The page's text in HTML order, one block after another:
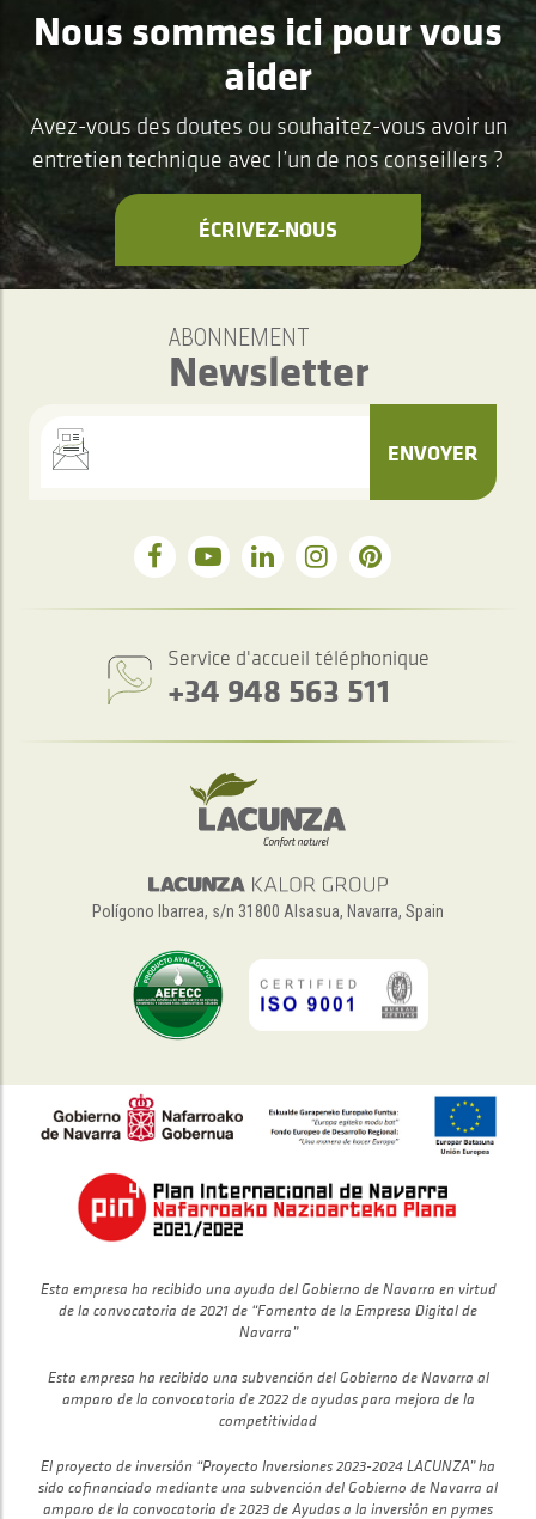
Nous sommes ici pour vous
aider
Avez-vous des doutes ou souhaitez-vous avoir un
entretien technique avec l’un de nos conseillers ?
ÉCRIVEZ-NOUS
ABONNEMENT
Newsletter
ENVOYER
Service d'accueil téléphonique
+34 948 563 511
Polígono Ibarrea, s/n 31800 Alsasua, Navarra, Spain
Esta empresa ha recibido una ayuda del Gobierno de Navarra en virtud
de la convocatoria de 2021 de “Fomento de la Empresa Digital de
Navarra”
Esta empresa ha recibido una subvención del Gobierno de Navarra al
amparo de la convocatoria de 2022 de ayudas para mejora de la
competitividad
El proyecto de inversión “Proyecto Inversiones 2023-2024 LACUNZA” ha
sido cofinanciado mediante una subvención del Gobierno de Navarra al
amparo de la convocatoria de 2023 de Ayudas a la inversión en pymes